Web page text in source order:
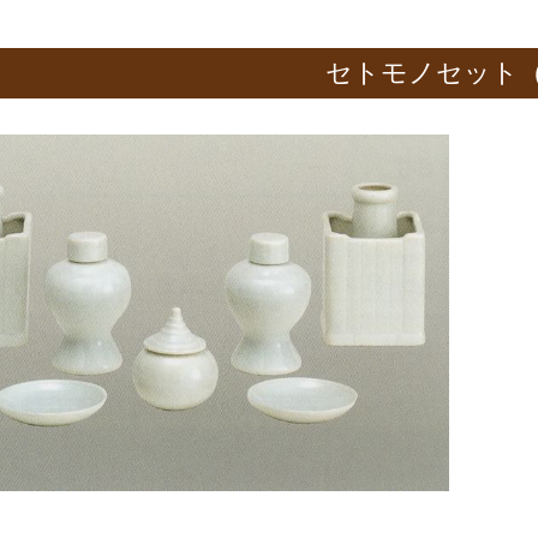
セトモノセット